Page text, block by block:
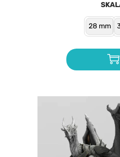
28 mm